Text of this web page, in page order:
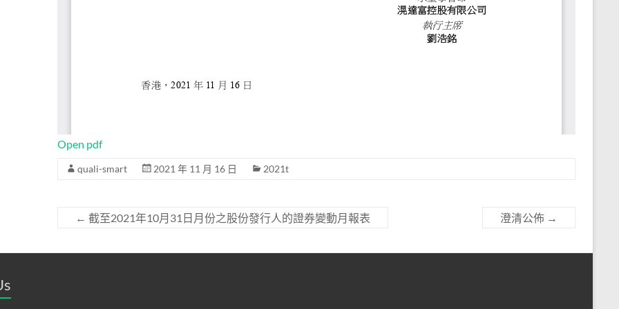
Open pdf
quali-smart 2021 年 11 月 16 日 2021t
← 截至2021年10月31日月份之股份發行人的證券變動月報表 澄清公佈 →